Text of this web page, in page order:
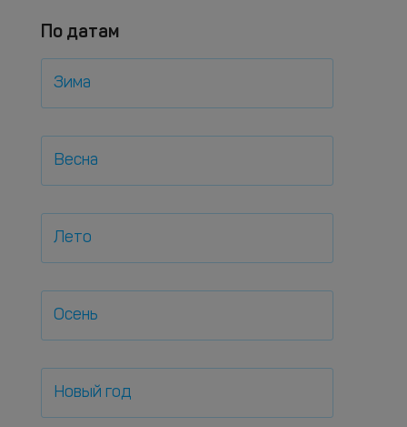
По датам
Зима
Весна
Лето
Осень
Новый год